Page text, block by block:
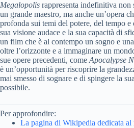
Megalopolis rappresenta indefinitiva
un grande maestro, ma anche un’opera
profonda sui temi del potere, del tempo
sua visione audace e la sua capacità di
un film che è al contempo un sogno e
oltre l’orizzonte e a immaginare un
sue opere precedenti, come Apocalypse
è un’opportunità per riscoprire la
mai smesso di sognare e di spingere la
possibile.
Per approfondire:
La pagina di Wikipedia dedicata al